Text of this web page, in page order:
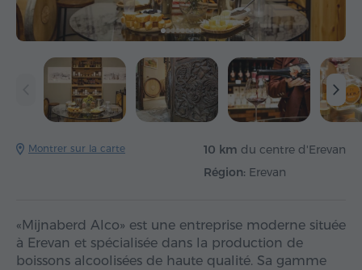
Montrer sur la carte 10 km du centre d'Erevan
Région: Erevan
«Mijnaberd Alco» est une entreprise moderne située
à Erevan et spécialisée dans la production de
boissons alcoolisées de haute qualité. Sa gamme